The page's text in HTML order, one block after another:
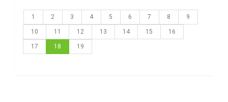
1 2 3 4 5 6 7 8 9
10 11 12 13 14 15 16
17 18 19